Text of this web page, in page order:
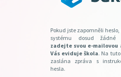
Pokud jste zapomněli
systému dosud žádné
zadejte svou e-mailovou
Vás eviduje škola. Na
zaslána zpráva s
hesla.